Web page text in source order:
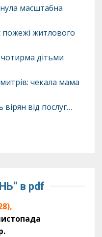
масштабна
пожежі житлового
дітьми
чекала мама
від послуг…
в pdf